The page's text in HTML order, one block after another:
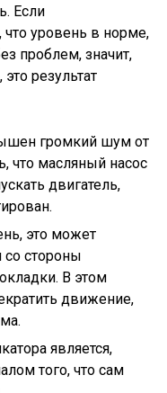
Если
уровень в норме,
проблем, значит,
результат
громкий шум от
что масляный насос
двигатель,
это может
со стороны
В этом
движение,
является,
того, что сам